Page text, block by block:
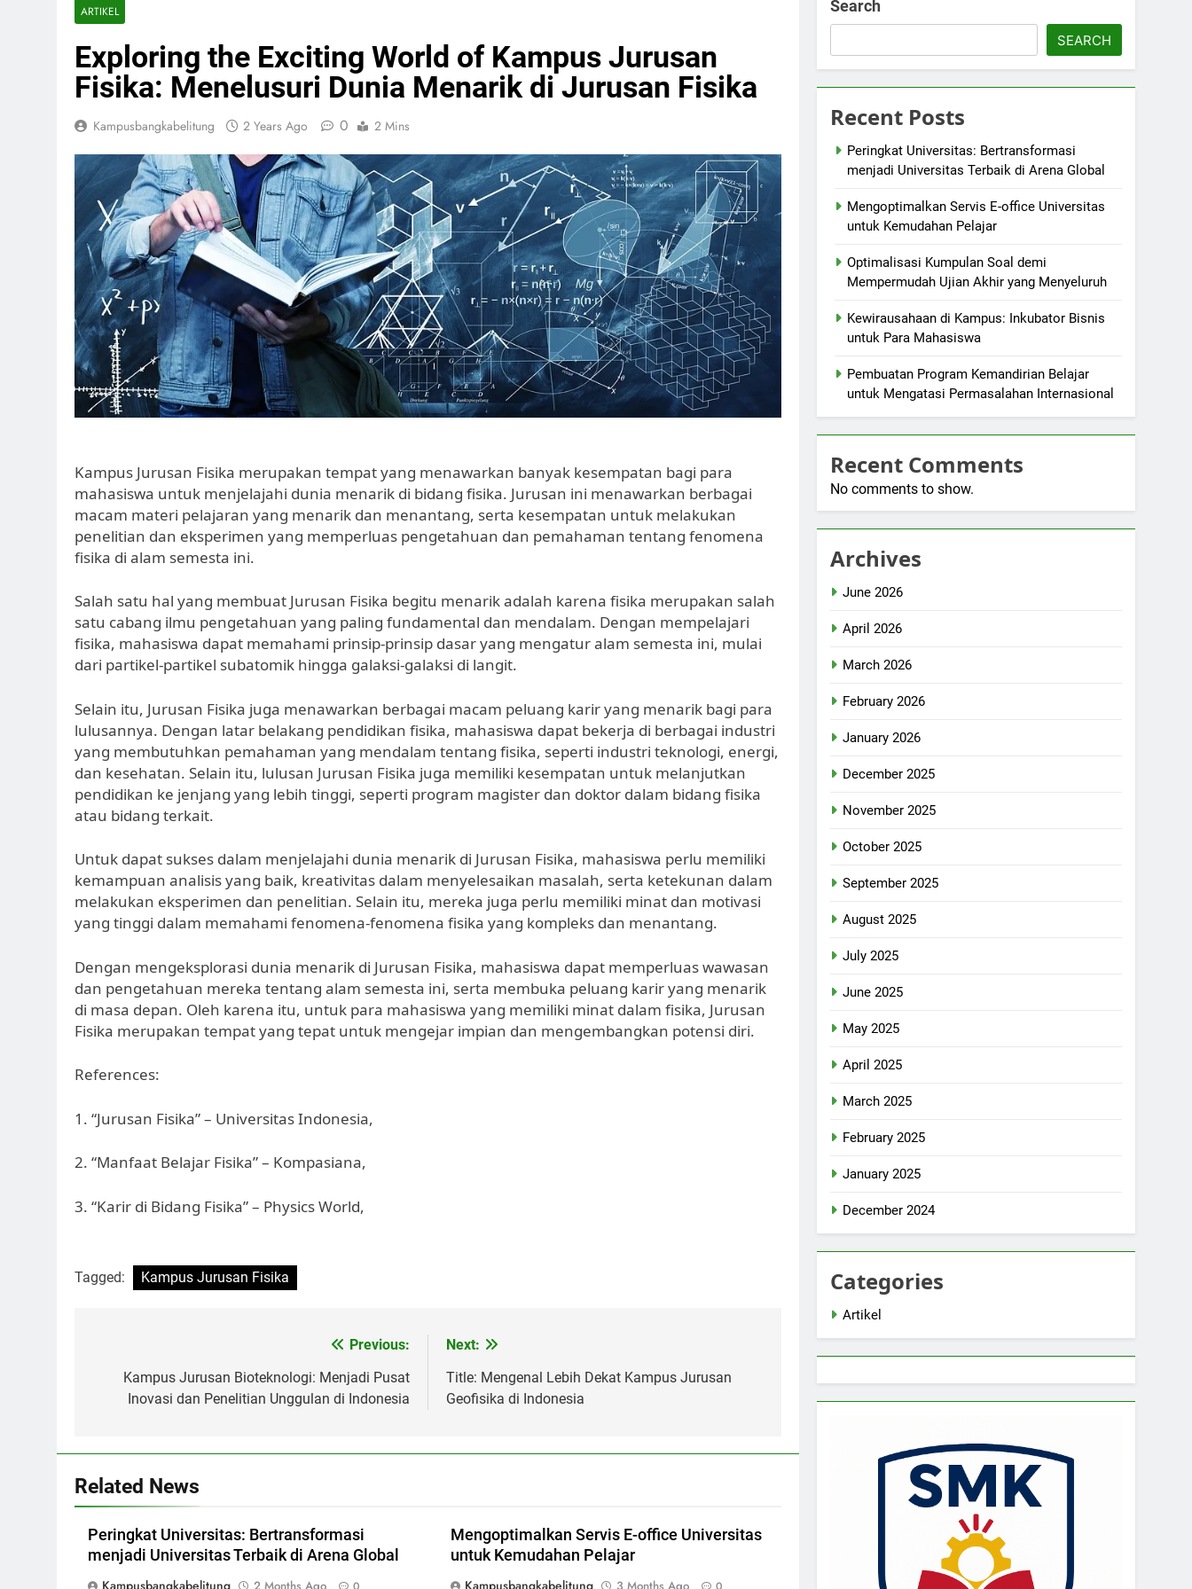
ARTIKEL
Exploring the Exciting World of Kampus Jurusan
Fisika: Menelusuri Dunia Menarik di Jurusan Fisika
Kampusbangkabelitung 2 Years Ago 0 2 Mins
Kampus Jurusan Fisika merupakan tempat yang menawarkan banyak kesempatan bagi para
mahasiswa untuk menjelajahi dunia menarik di bidang fisika. Jurusan ini menawarkan berbagai
macam materi pelajaran yang menarik dan menantang, serta kesempatan untuk melakukan
penelitian dan eksperimen yang memperluas pengetahuan dan pemahaman tentang fenomena
fisika di alam semesta ini.
Salah satu hal yang membuat Jurusan Fisika begitu menarik adalah karena fisika merupakan salah
satu cabang ilmu pengetahuan yang paling fundamental dan mendalam. Dengan mempelajari
fisika, mahasiswa dapat memahami prinsip-prinsip dasar yang mengatur alam semesta ini, mulai
dari partikel-partikel subatomik hingga galaksi-galaksi di langit.
Selain itu, Jurusan Fisika juga menawarkan berbagai macam peluang karir yang menarik bagi para
lulusannya. Dengan latar belakang pendidikan fisika, mahasiswa dapat bekerja di berbagai industri
yang membutuhkan pemahaman yang mendalam tentang fisika, seperti industri teknologi, energi,
dan kesehatan. Selain itu, lulusan Jurusan Fisika juga memiliki kesempatan untuk melanjutkan
pendidikan ke jenjang yang lebih tinggi, seperti program magister dan doktor dalam bidang fisika
atau bidang terkait.
Untuk dapat sukses dalam menjelajahi dunia menarik di Jurusan Fisika, mahasiswa perlu memiliki
kemampuan analisis yang baik, kreativitas dalam menyelesaikan masalah, serta ketekunan dalam
melakukan eksperimen dan penelitian. Selain itu, mereka juga perlu memiliki minat dan motivasi
yang tinggi dalam memahami fenomena-fenomena fisika yang kompleks dan menantang.
Dengan mengeksplorasi dunia menarik di Jurusan Fisika, mahasiswa dapat memperluas wawasan
dan pengetahuan mereka tentang alam semesta ini, serta membuka peluang karir yang menarik
di masa depan. Oleh karena itu, untuk para mahasiswa yang memiliki minat dalam fisika, Jurusan
Fisika merupakan tempat yang tepat untuk mengejar impian dan mengembangkan potensi diri.
References:
1. “Jurusan Fisika” – Universitas Indonesia,
2. “Manfaat Belajar Fisika” – Kompasiana,
3. “Karir di Bidang Fisika” – Physics World,
Tagged: Kampus Jurusan Fisika
navigation
Previous:
Kampus Jurusan Bioteknologi: Menjadi Pusat
Inovasi dan Penelitian Unggulan di Indonesia
Next:
Title: Mengenal Lebih Dekat Kampus Jurusan
Geofisika di Indonesia
Related News
Peringkat Universitas: Bertransformasi
menjadi Universitas Terbaik di Arena Global
Mengoptimalkan Servis E-office Universitas
untuk Kemudahan Pelajar
Search
SEARCH
Recent Posts
Peringkat Universitas: Bertransformasi
menjadi Universitas Terbaik di Arena Global
Mengoptimalkan Servis E-office Universitas
untuk Kemudahan Pelajar
Optimalisasi Kumpulan Soal demi
Mempermudah Ujian Akhir yang Menyeluruh
Kewirausahaan di Kampus: Inkubator Bisnis
untuk Para Mahasiswa
Pembuatan Program Kemandirian Belajar
untuk Mengatasi Permasalahan Internasional
Recent Comments
No comments to show.
Archives
June 2026
April 2026
March 2026
February 2026
January 2026
December 2025
November 2025
October 2025
September 2025
August 2025
July 2025
June 2025
May 2025
April 2025
March 2025
February 2025
January 2025
December 2024
Categories
Artikel